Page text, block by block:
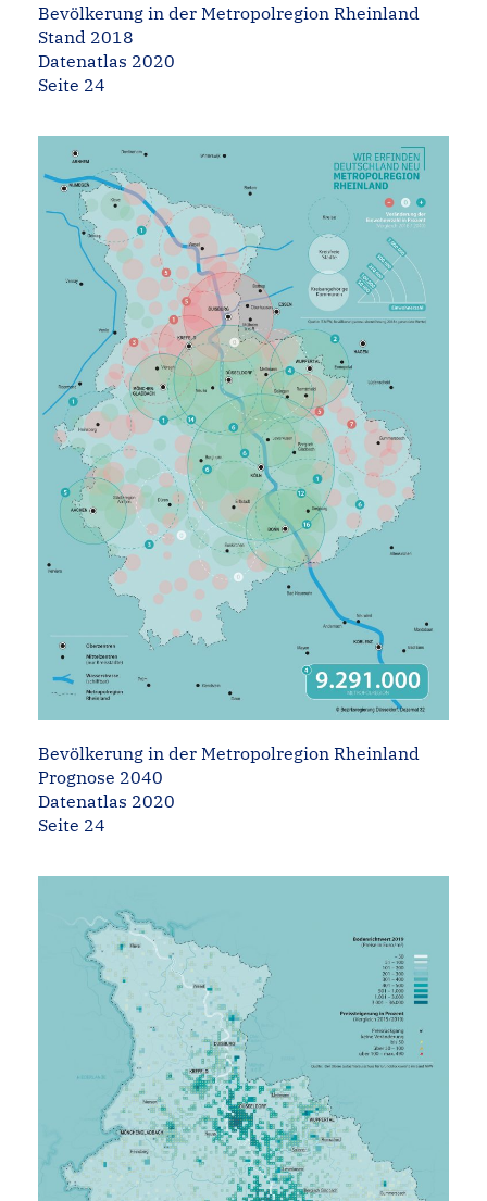
Bevölkerung in der Metropolregion Rheinland
Stand 2018
Datenatlas 2020
Seite 24
Bevölkerung in der Metropolregion Rheinland
Prognose 2040
Datenatlas 2020
Seite 24